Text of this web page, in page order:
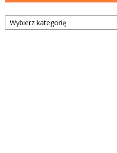
Kategorie